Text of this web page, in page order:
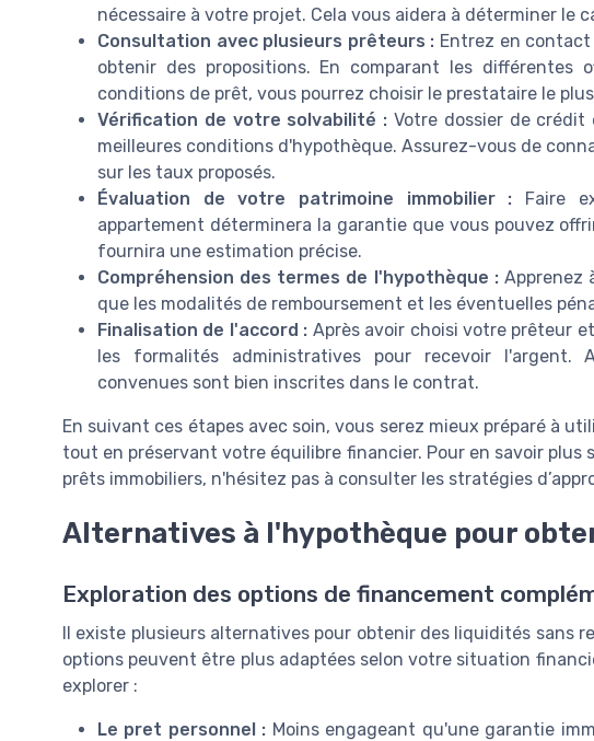
nécessaire à votre projet. Cela vous aidera à déterminer le
Consultation avec plusieurs prêteurs : Entrez en
obtenir des propositions. En comparant les
conditions de prêt, vous pourrez choisir le prestataire le
Vérification de votre solvabilité : Votre dossier de
meilleures conditions d'hypothèque. Assurez-vous de
sur les taux proposés.
Évaluation de votre patrimoine immobilier : Faire
appartement déterminera la garantie que vous pouvez
fournira une estimation précise.
Compréhension des termes de l'hypothèque :Apprenez
que les modalités de remboursement et les éventuelles
Finalisation de l'accord : Après avoir choisi votre prêteur
les formalités administratives pour recevoir l'argent.
convenues sont bien inscrites dans le contrat.
En suivant ces étapes avec soin, vous serez mieux préparé à
tout en préservant votre équilibre financier. Pour en savoir plus
prêts immobiliers, n'hésitez pas à consulter les stratégies
Alternatives à l'hypothèque pour
Exploration des options de financement
Il existe plusieurs alternatives pour obtenir des liquidités sans
options peuvent être plus adaptées selon votre situation
explorer :
Le pret personnel : Moins engageant qu'une garantie